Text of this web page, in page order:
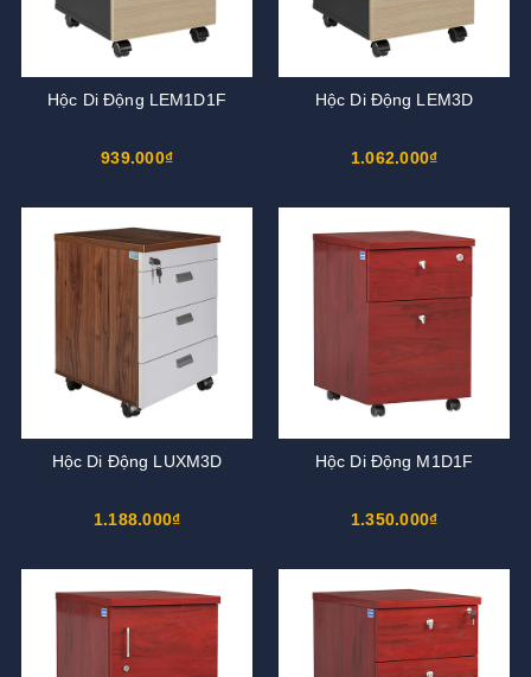
Hộc Di Động LEM1D1F
939.000₫
Hộc Di Động LEM3D
1.062.000₫
Hộc Di Động LUXM3D
1.188.000₫
Hộc Di Động M1D1F
1.350.000₫